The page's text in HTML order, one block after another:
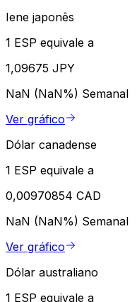
Iene japonês
1 ESP equivale a
1,09675 JPY
NaN (NaN%) Semanal
Ver gráfico
Dólar canadense
1 ESP equivale a
0,00970854 CAD
NaN (NaN%) Semanal
Ver gráfico
Dólar australiano
1 ESP equivale a